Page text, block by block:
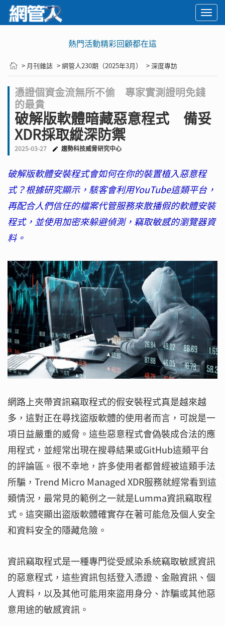
熱門活動精彩回顧都在這
> 月刊雜誌 > 網管人230期（2025年3月） > 深度專訪
憑證個資金流無所不偷 專家實測證明免錢
的最貴
破解版軟體暗藏惡意程式 備妥
XDR採取縱深防禦
2025-03-27 趨勢科技威脅研究中心
破解版軟體安裝程式會如何在你的裝置植入惡意程
式？根據研究顯示，駭客會利用YouTube這類平台，
再配合人們信任的檔案代管服務來散播假的軟體安裝
程式，並使用加密來躲避偵測，竊取敏感的瀏覽器資
料。
網路上夾帶資訊竊取程式的假安裝程式真是越來越
多，這對正在尋找盜版軟體的使用者而言，可說是一
項日益嚴重的威脅。這些惡意程式會偽裝成合法的應
用程式，並經常出現在搜尋結果或GitHub這類平台
的評論區。很不幸地，許多使用者都曾經被這類手法
所騙，Trend Micro Managed XDR服務就經常看到這
類情況，最常見的範例之一就是Lumma資訊竊取程
式。這突顯出盜版軟體確實存在著可能危及個人安全
和資料安全的隱藏危險。
資訊竊取程式是一種專門從受感染系統竊取敏感資訊
的惡意程式，這些資訊包括登入憑證、金融資訊、個
人資料，以及其他可能用來盜用身分、詐騙或其他惡
意用途的敏感資訊。